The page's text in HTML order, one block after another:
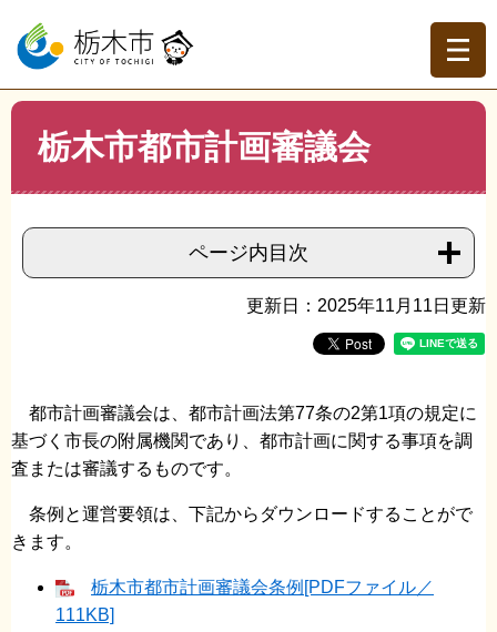
ー
の
先
ニ
ー
を
トップページ >分類でさがす > くらしの情報
栃木市都市計画審議会
ページ内目次
更新日：2025年11月11日更新
都市計画審議会は、都市計画法第77条の2第1項の規定に
基づく市長の附属機関であり、都市計画に関する事項を調
査または審議するものです。
条例と運営要領は、下記からダウンロードすることがで
きます。
栃木市都市計画審議会条例[PDFファイル／
111KB]